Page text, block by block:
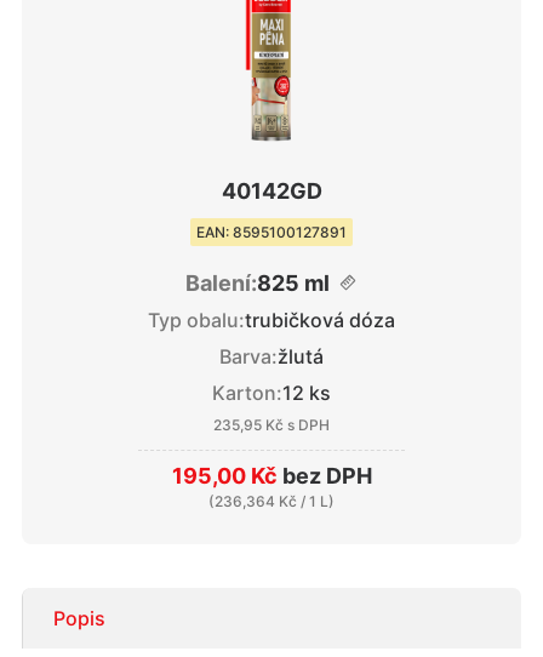
Popis
40142GD
EAN: 8595100127891
Balení:825 ml
Typ obalu:trubičková dóza
Barva:žlutá
Karton:12 ks
235,95 Kč s DPH
195,00 Kč bez DPH
(236,364 Kč / 1 L)